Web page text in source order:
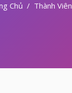
Chủ Thành Viên